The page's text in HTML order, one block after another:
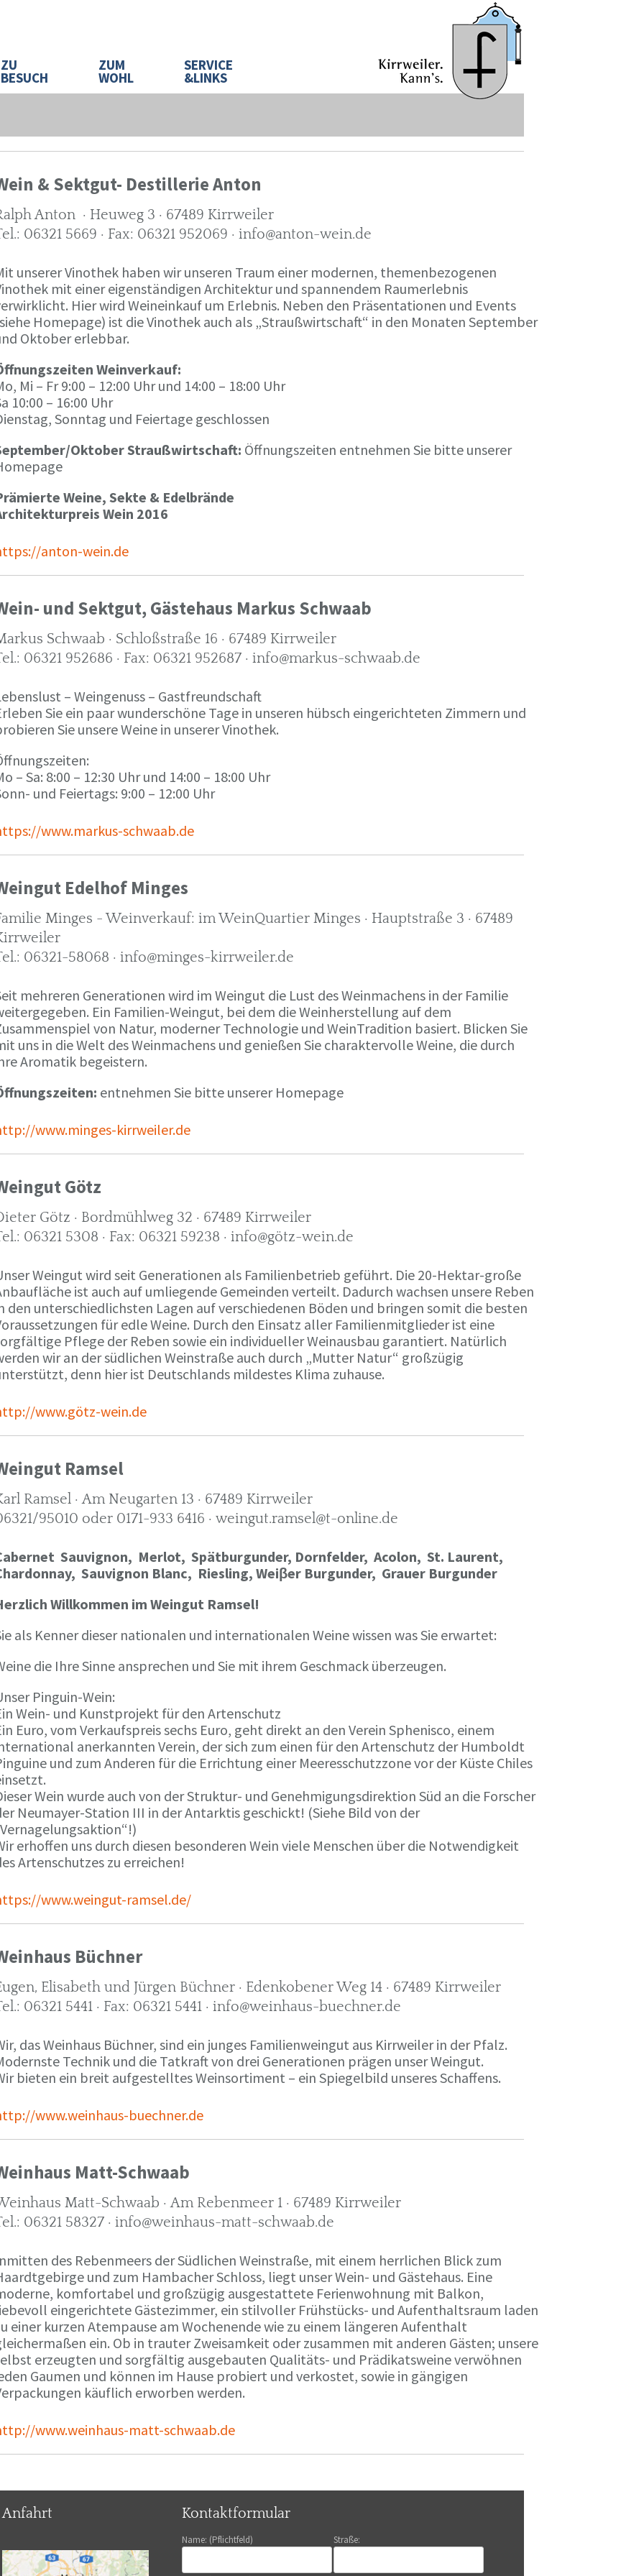
ZU
BESUCH
ZUM
WOHL
SERVICE
&LINKS
& Sektgut- Destillerie Anton
Anton · Heuweg 3 · 67489 Kirrweiler
06321 5669 · Fax: 06321 952069 · info@anton-wein.de
unserer Vinothek haben wir unseren Traum einer modernen, themenbezogenen
mit einer eigenständigen Architektur und spannendem Raumerlebnis
Hier wird Weineinkauf um Erlebnis. Neben den Präsentationen und Events
Homepage) ist die Vinothek auch als „Straußwirtschaft“ in den Monaten September
Oktober erlebbar.
Weinverkauf:
Mi – Fr 9:00 – 12:00 Uhr und 14:00 – 18:00 Uhr
10:00 – 16:00 Uhr
Sonntag und Feiertage geschlossen
Oktober Straußwirtschaft: Öffnungszeiten entnehmen Sie bitte unserer
Weine, Sekte & Edelbrände
Wein 2016
anton-wein.de
und Sektgut, Gästehaus Markus Schwaab
Schwaab · Schloßstraße 16 · 67489 Kirrweiler
06321 952686 · Fax: 06321 952687 · info@markus-schwaab.de
– Weingenuss – Gastfreundschaft
Sie ein paar wunderschöne Tage in unseren hübsch eingerichteten Zimmern und
Sie unsere Weine in unserer Vinothek.
– Sa: 8:00 – 12:30 Uhr und 14:00 – 18:00 Uhr
und Feiertags: 9:00 – 12:00 Uhr
www.markus-schwaab.de
Edelhof Minges
Minges - Weinverkauf: im WeinQuartier Minges · Hauptstraße 3 · 67489
06321-58068 · info@minges-kirrweiler.de
mehreren Generationen wird im Weingut die Lust des Weinmachens in der Familie
Ein Familien-Weingut, bei dem die Weinherstellung auf dem
von Natur, moderner Technologie und WeinTradition basiert. Blicken Sie
uns in die Welt des Weinmachens und genießen Sie charaktervolle Weine, die durch
Aromatik begeistern.
entnehmen Sie bitte unserer Homepage
www.minges-kirrweiler.de
Götz
Götz · Bordmühlweg 32 · 67489 Kirrweiler
06321 5308 · Fax: 06321 59238 · info@götz-wein.de
Weingut wird seit Generationen als Familienbetrieb geführt. Die 20-Hektar-große
ist auch auf umliegende Gemeinden verteilt. Dadurch wachsen unsere Reben
den unterschiedlichsten Lagen auf verschiedenen Böden und bringen somit die besten
für edle Weine. Durch den Einsatz aller Familienmitglieder ist eine
Pflege der Reben sowie ein individueller Weinausbau garantiert. Natürlich
wir an der südlichen Weinstraße auch durch „Mutter Natur“ großzügig
denn hier ist Deutschlands mildestes Klima zuhause.
www.götz-wein.de
Ramsel
Ramsel · Am Neugarten 13 · 67489 Kirrweiler
95010 oder 0171-933 6416 · weingut.ramsel@t-online.de
Sauvignon, Merlot, Spätburgunder, Dornfelder, Acolon, St. Laurent,
Sauvignon Blanc, Riesling, Weiβer Burgunder, Grauer Burgunder
Willkommen im Weingut Ramsel!
als Kenner dieser nationalen und internationalen Weine wissen was Sie erwartet:
die Ihre Sinne ansprechen und Sie mit ihrem Geschmack überzeugen.
Pinguin-Wein:
Wein- und Kunstprojekt für den Artenschutz
Euro, vom Verkaufspreis sechs Euro, geht direkt an den Verein Sphenisco, einem
anerkannten Verein, der sich zum einen für den Artenschutz der Humboldt
und zum Anderen für die Errichtung einer Meeresschutzzone vor der Küste Chiles
Wein wurde auch von der Struktur- und Genehmigungsdirektion Süd an die Forscher
Neumayer-Station III in der Antarktis geschickt! (Siehe Bild von der
erhoffen uns durch diesen besonderen Wein viele Menschen über die Notwendigkeit
Artenschutzes zu erreichen!
www.weingut-ramsel.de/
Büchner
Elisabeth und Jürgen Büchner · Edenkobener Weg 14 · 67489 Kirrweiler
06321 5441 · Fax: 06321 5441 · info@weinhaus-buechner.de
das Weinhaus Büchner, sind ein junges Familienweingut aus Kirrweiler in der Pfalz.
Technik und die Tatkraft von drei Generationen prägen unser Weingut.
bieten ein breit aufgestelltes Weinsortiment – ein Spiegelbild unseres Schaffens.
www.weinhaus-buechner.de
Matt-Schwaab
Matt-Schwaab · Am Rebenmeer 1 · 67489 Kirrweiler
06321 58327 · info@weinhaus-matt-schwaab.de
des Rebenmeers der Südlichen Weinstraße, mit einem herrlichen Blick zum
und zum Hambacher Schloss, liegt unser Wein- und Gästehaus. Eine
komfortabel und großzügig ausgestattete Ferienwohnung mit Balkon,
eingerichtete Gästezimmer, ein stilvoller Frühstücks- und Aufenthaltsraum laden
einer kurzen Atempause am Wochenende wie zu einem längeren Aufenthalt
ein. Ob in trauter Zweisamkeit oder zusammen mit anderen Gästen; unsere
erzeugten und sorgfältig ausgebauten Qualitäts- und Prädikatsweine verwöhnen
Gaumen und können im Hause probiert und verkostet, sowie in gängigen
käuflich erworben werden.
www.weinhaus-matt-schwaab.de
Anfahrt Kontaktformular
Name: (Pflichtfeld) Straße: